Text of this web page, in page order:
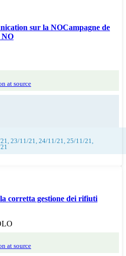
sur la NOCampagne de
NO
at source
23/11/21, 24/11/21, 25/11/21,
corretta gestione dei rifiuti
at source